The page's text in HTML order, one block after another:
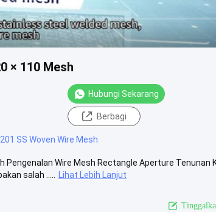
× 110 Mesh
Hubungi Sekarang
Berbagi
201 SS Woven Wire Mesh
Wire Mesh Rectangle Aperture Tenunan
salah .....
Lihat Lebih Lanjut